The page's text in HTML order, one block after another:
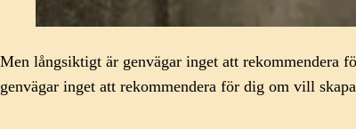
Men långsiktigt är genvägar inget att rekommendera
genvägar inget att rekommendera för dig om vill